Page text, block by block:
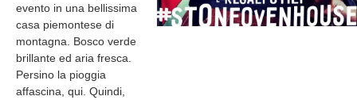
evento in una bellissima
casa piemontese di
montagna. Bosco verde
brillante ed aria fresca.
Persino la pioggia
affascina, qui. Quindi,